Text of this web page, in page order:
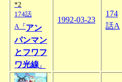
*2
174話
A『アン
パンマン
とフワフ
ワ光線 』
1992-03-23
174
話A